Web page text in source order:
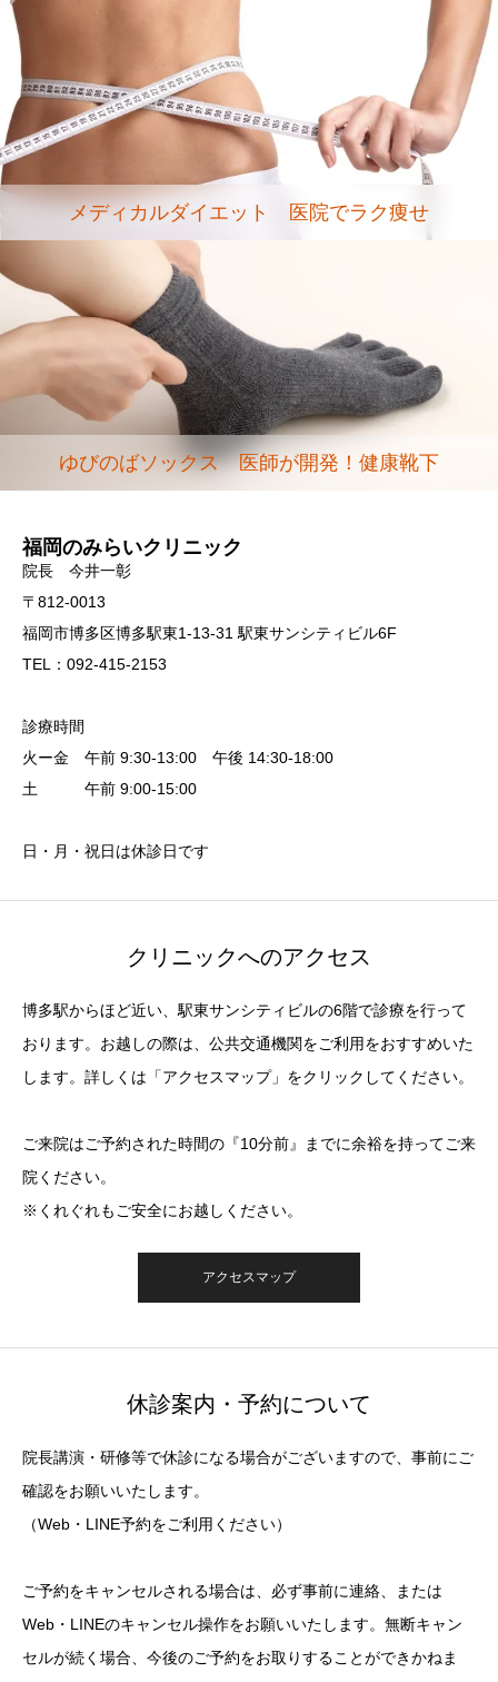
メディカルダイエット 医院でラク痩せ
ゆびのばソックス 医師が開発！健康靴下
福岡のみらいクリニック
院長 今井一彰
〒812-0013
福岡市博多区博多駅東1-13-31 駅東サンシティビル6F
TEL：092-415-2153
診療時間
火ー金 午前 9:30-13:00 午後 14:30-18:00
土 午前 9:00-15:00
日・月・祝日は休診日です
クリニックへのアクセス
博多駅からほど近い、駅東サンシティビルの6階で診療を行って
おります。お越しの際は、公共交通機関をご利用をおすすめいた
します。詳しくは「アクセスマップ」をクリックしてください。
ご来院はご予約された時間の『10分前』までに余裕を持ってご来
院ください。
※くれぐれもご安全にお越しください。
アクセスマップ
休診案内・予約について
院長講演・研修等で休診になる場合がございますので、事前にご
確認をお願いいたします。
（Web・LINE予約をご利用ください）
ご予約をキャンセルされる場合は、必ず事前に連絡、または
Web・LINEのキャンセル操作をお願いいたします。無断キャン
セルが続く場合、今後のご予約をお取りすることができかねま